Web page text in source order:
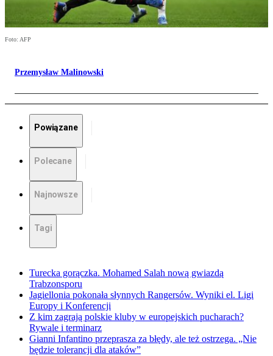
Foto: AFP
Przemysław Malinowski
Powiązane
Polecane
Najnowsze
Tagi
Turecka gorączka. Mohamed Salah nową gwiazdą
Trabzonsporu
Jagiellonia pokonała słynnych Rangersów. Wyniki el. Ligi
Europy i Konferencji
Z kim zagrają polskie kluby w europejskich pucharach?
Rywale i terminarz
Gianni Infantino przeprasza za błędy, ale też ostrzega. „Nie
będzie tolerancji dla ataków”